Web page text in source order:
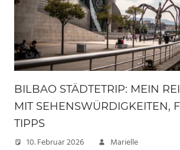
BILBAO STÄDTETRIP: MEIN
MIT SEHENSWÜRDIGKEITEN,
TIPPS
10. Februar 2026 Marielle